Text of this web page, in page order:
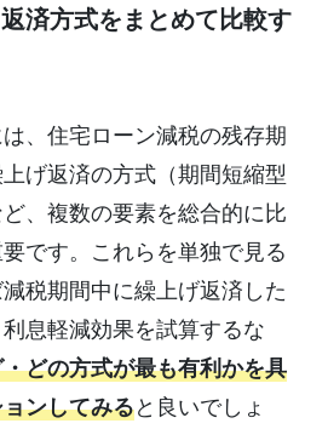
済方式をまとめて比較す
、住宅ローン減税の残存期
げ返済の方式（期間短縮型
、複数の要素を総合的に比
です。これらを単独で見る
税期間中に繰上げ返済した
息軽減効果を試算するな
どの方式が最も有利かを具
ンしてみると良いでしょ